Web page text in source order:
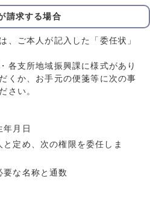
請求する場合
、ご本人が記入した「委任状」
各支所地域振興課に様式があり
くか、お手元の便箋等に次の事
さい。
年月日
と定め、次の権限を委任しま
な名称と通数